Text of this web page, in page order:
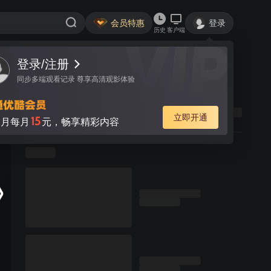
会员特惠
历史 客户端
登录
登录/注册
同步多端观看记录 尊享高清观影体验
月每月 15元，畅享精彩内容 立即开通